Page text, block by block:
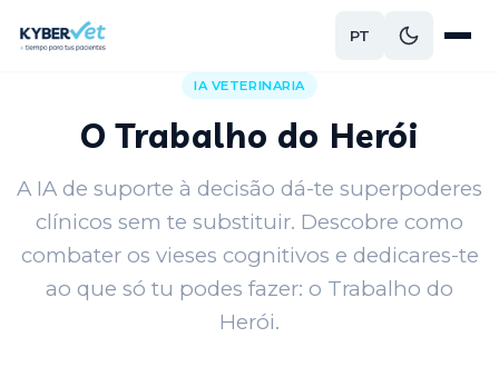
PT
Voltar ao blog
IA VETERINARIA
O Trabalho do Herói
A IA de suporte à decisão dá-te superpoderes
clínicos sem te substituir. Descobre como
combater os vieses cognitivos e dedicares-te
ao que só tu podes fazer: o Trabalho do
Herói.